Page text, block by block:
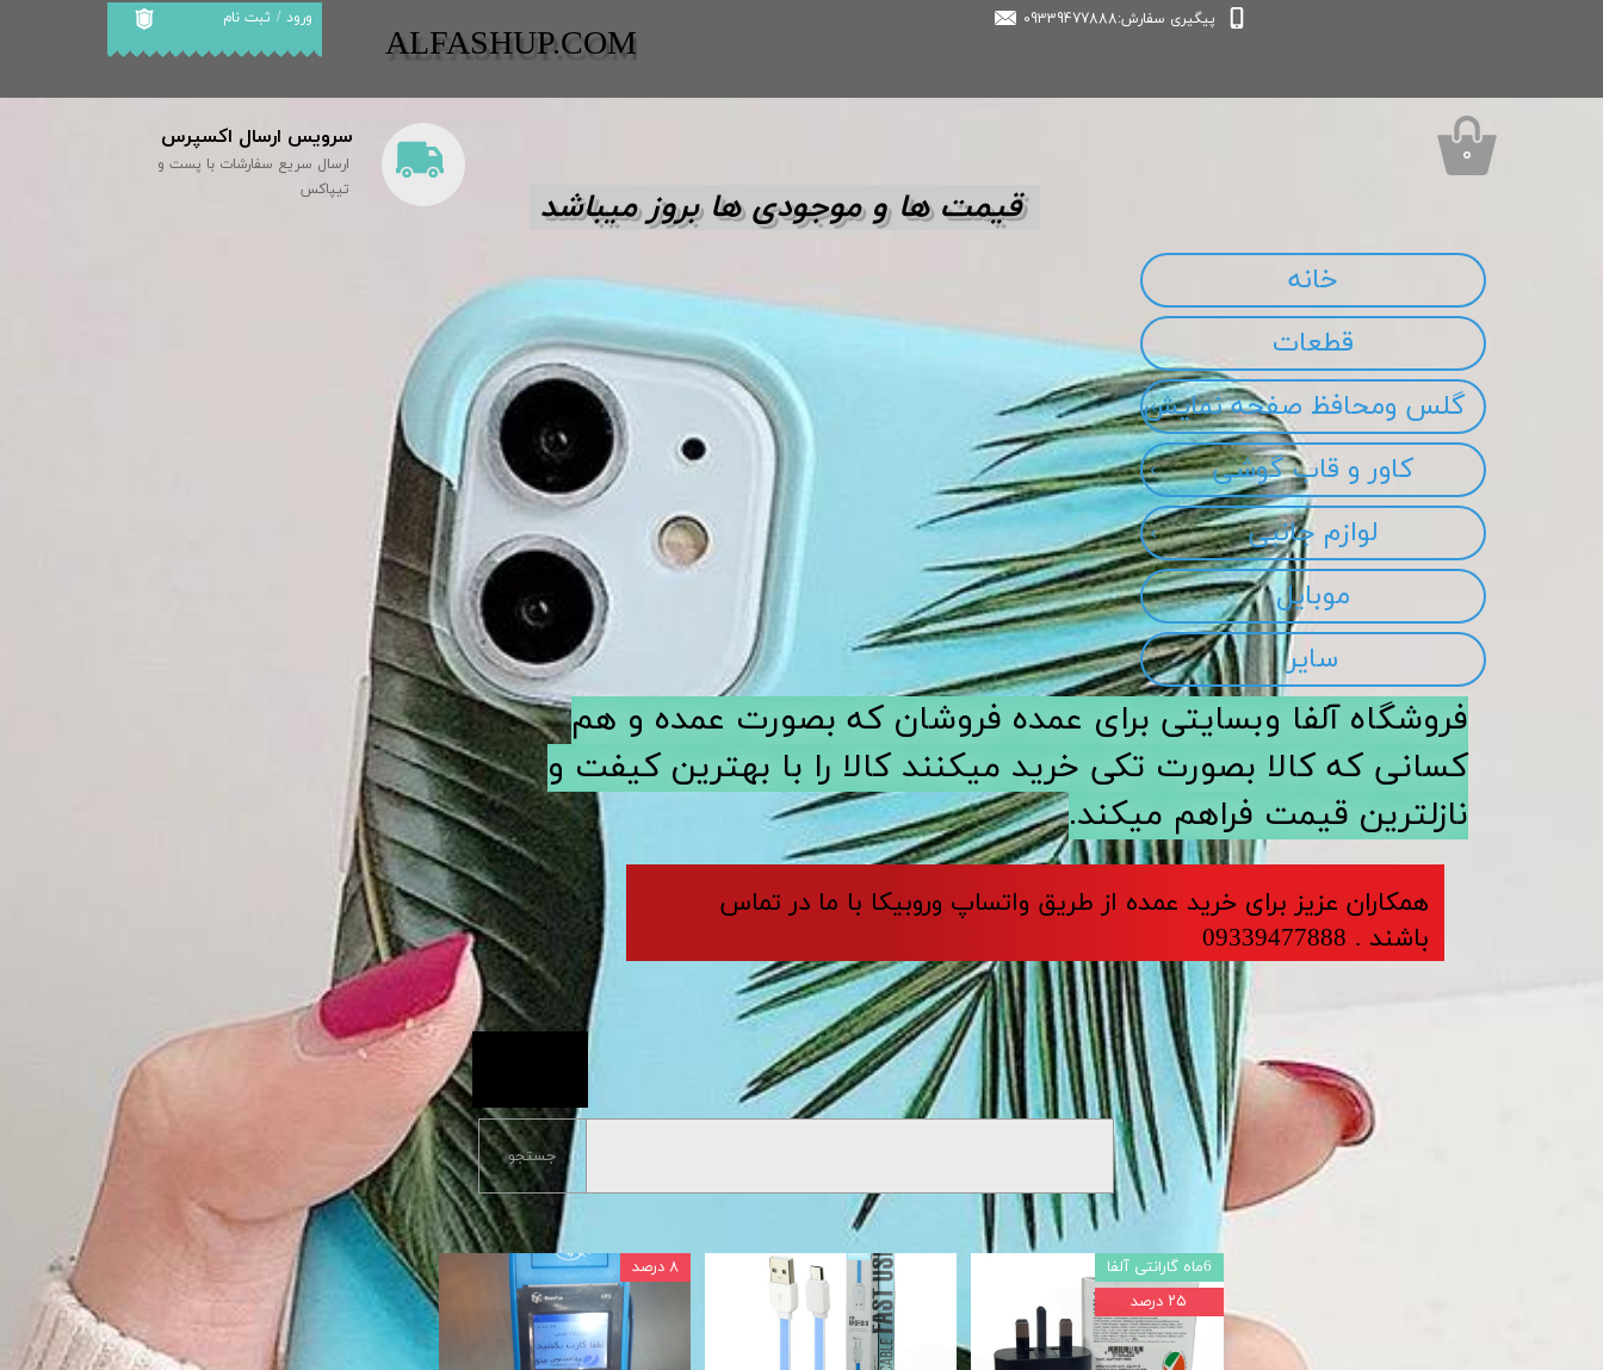
سرویس ارسال اکسپرس
ارسال سریع سفارشات با پست و
تیپاکس
پیگیری سفارش:09339477888 ورود / ثبت نام
حساب کاربری من
تغییر گذر واژه
سفارشات
​​ALFASHUP.COM
خانه
قطعات
گلس ومحافظ صفحه نمایش
کاور و قاب گوشی
لوازم جانبی
موبایل
سایر
۰
۸ درصد
6ماه گارانتی آلفا
۲۵ درصد
جستجو
​​فروشگاه آلفا وبسایتی برای عمده فروشان که بصورت عمده و هم
کسانی که کالا بصورت تکی خرید میکنند کالا را با بهترین کیفت و
نازلترین قیمت فراهم میکند.
​​​همکاران عزیز برای خرید عمده از طریق واتساپ وروبیکا با ما در تماس
باشند . 09339477888
قیمت ها و موجودی ها بروز میباشد